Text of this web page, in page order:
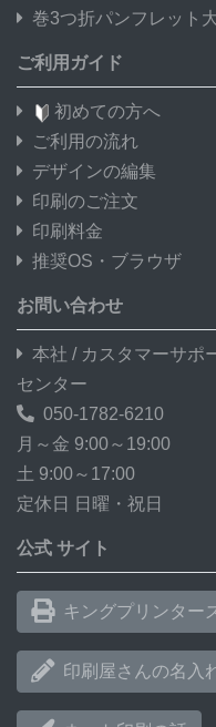
巻3つ折パンフレット
ご利用ガイド
初めての方へ
ご利用の流れ
デザインの編集
印刷のご注文
印刷料金
推奨OS・ブラウザ
お問い合わせ
本社 / カスタマーサポ
センター
050-1782-6210
月～金 9:00～19:00
土 9:00～17:00
定休日 日曜・祝日
公式 サイト
キングプリンター
印刷屋さんの名入